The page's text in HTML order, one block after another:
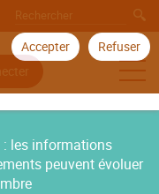
Accepter Refuser
les informations
peuvent évoluer